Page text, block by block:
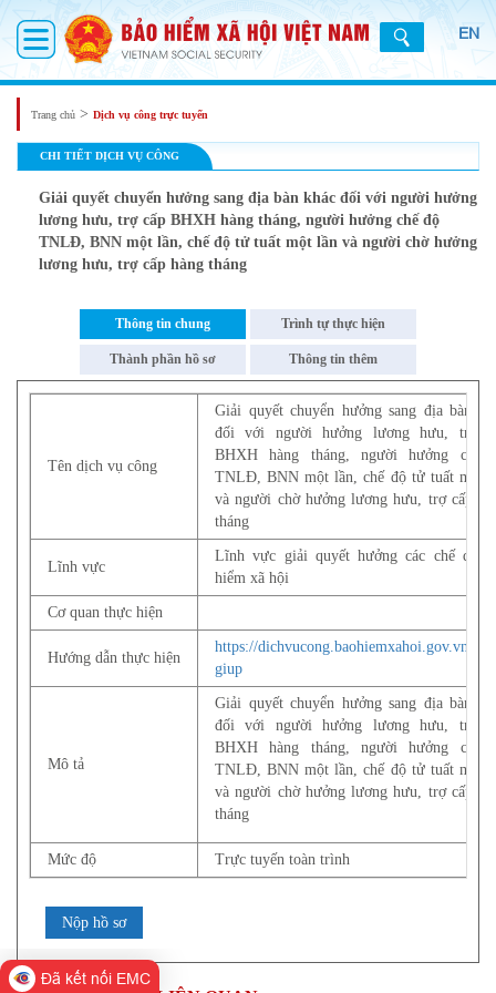
EN
Trang chủ > Dịch vụ công trực tuyến
CHI TIẾT DỊCH VỤ CÔNG
Giải quyết chuyển hưởng sang địa bàn khác đối với người hưởng
lương hưu, trợ cấp BHXH hàng tháng, người hưởng chế độ
TNLĐ, BNN một lần, chế độ tử tuất một lần và người chờ hưởng
lương hưu, trợ cấp hàng tháng
Thông tin chung Trình tự thực hiện
Thành phần hồ sơ Thông tin thêm
Tên dịch vụ công
Giải quyết chuyển hưởng sang địa bàn
đối với người hưởng lương hưu, trợ
BHXH hàng tháng, người hưởng chế
TNLĐ, BNN một lần, chế độ tử tuất một
và người chờ hưởng lương hưu, trợ cấp
tháng
Lĩnh vực
Lĩnh vực giải quyết hưởng các chế độ
hiểm xã hội
Cơ quan thực hiện
Hướng dẫn thực hiện
https://dichvucong.baohiemxahoi.gov.vn/#/
giup
Mô tả
Giải quyết chuyển hưởng sang địa bàn
đối với người hưởng lương hưu, trợ
BHXH hàng tháng, người hưởng chế
TNLĐ, BNN một lần, chế độ tử tuất một
và người chờ hưởng lương hưu, trợ cấp
tháng
Mức độ Trực tuyến toàn trình
Nộp hồ sơ
Đã kết nối EMC